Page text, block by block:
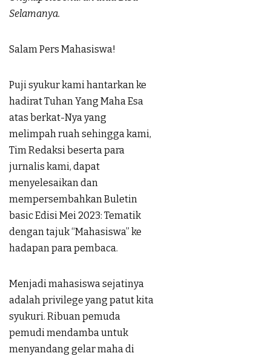
Selamanya.
Salam Pers Mahasiswa!
Puji syukur kami hantarkan ke
hadirat Tuhan Yang Maha Esa
atas berkat-Nya yang
melimpah ruah sehingga kami,
Tim Redaksi beserta para
jurnalis kami, dapat
menyelesaikan dan
mempersembahkan Buletin
basic Edisi Mei 2023: Tematik
dengan tajuk “Mahasiswa” ke
hadapan para pembaca.
Menjadi mahasiswa sejatinya
adalah privilege yang patut kita
syukuri. Ribuan pemuda
pemudi mendamba untuk
menyandang gelar maha di